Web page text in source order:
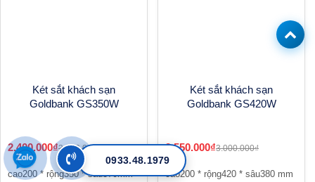
Két sắt khách sạn
Goldbank GS350W
2.400.000₫3.000.000₫
cao200 * rộng350 * sâu370mm
Két sắt khách sạn
Goldbank GS420W
2.550.000₫3.000.000₫
cao200 * rộng420 * sâu380 mm
0933.48.1979